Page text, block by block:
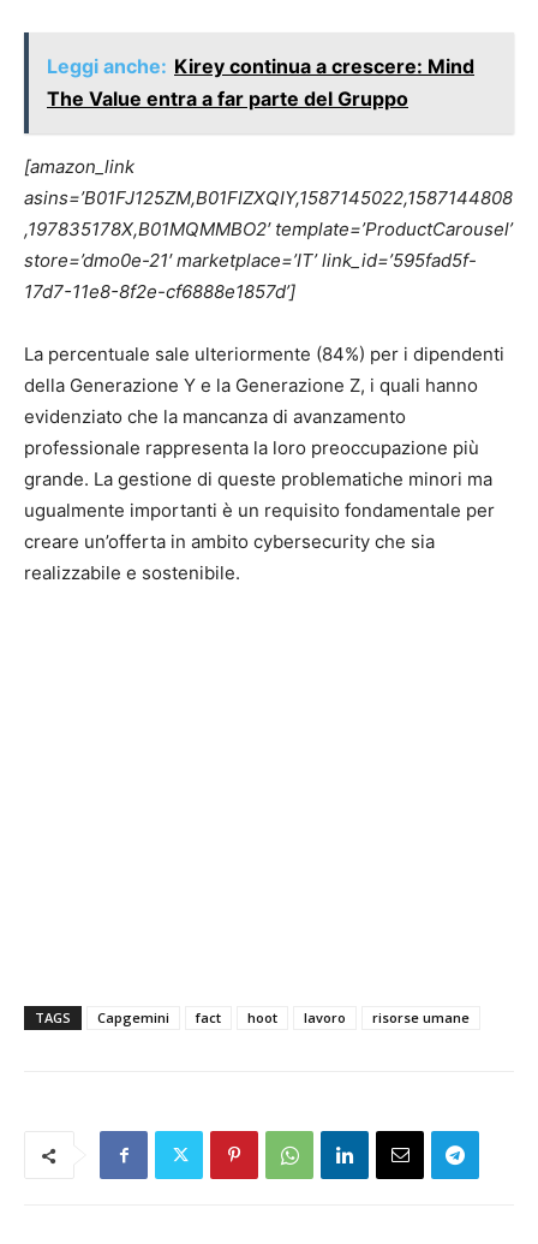
Leggi anche: Kirey continua a crescere: Mind
The Value entra a far parte del Gruppo
[amazon_link
asins=’B01FJ125ZM,B01FIZXQIY,1587145022,1587144808
,197835178X,B01MQMMBO2′ template=’ProductCarousel’
store=’dmo0e-21′ marketplace=’IT’ link_id=’595fad5f-
17d7-11e8-8f2e-cf6888e1857d’]
La percentuale sale ulteriormente (84%) per i dipendenti
della Generazione Y e la Generazione Z, i quali hanno
evidenziato che la mancanza di avanzamento
professionale rappresenta la loro preoccupazione più
grande. La gestione di queste problematiche minori ma
ugualmente importanti è un requisito fondamentale per
creare un’offerta in ambito cybersecurity che sia
realizzabile e sostenibile.
TAGS Capgemini fact hoot lavoro risorse umane